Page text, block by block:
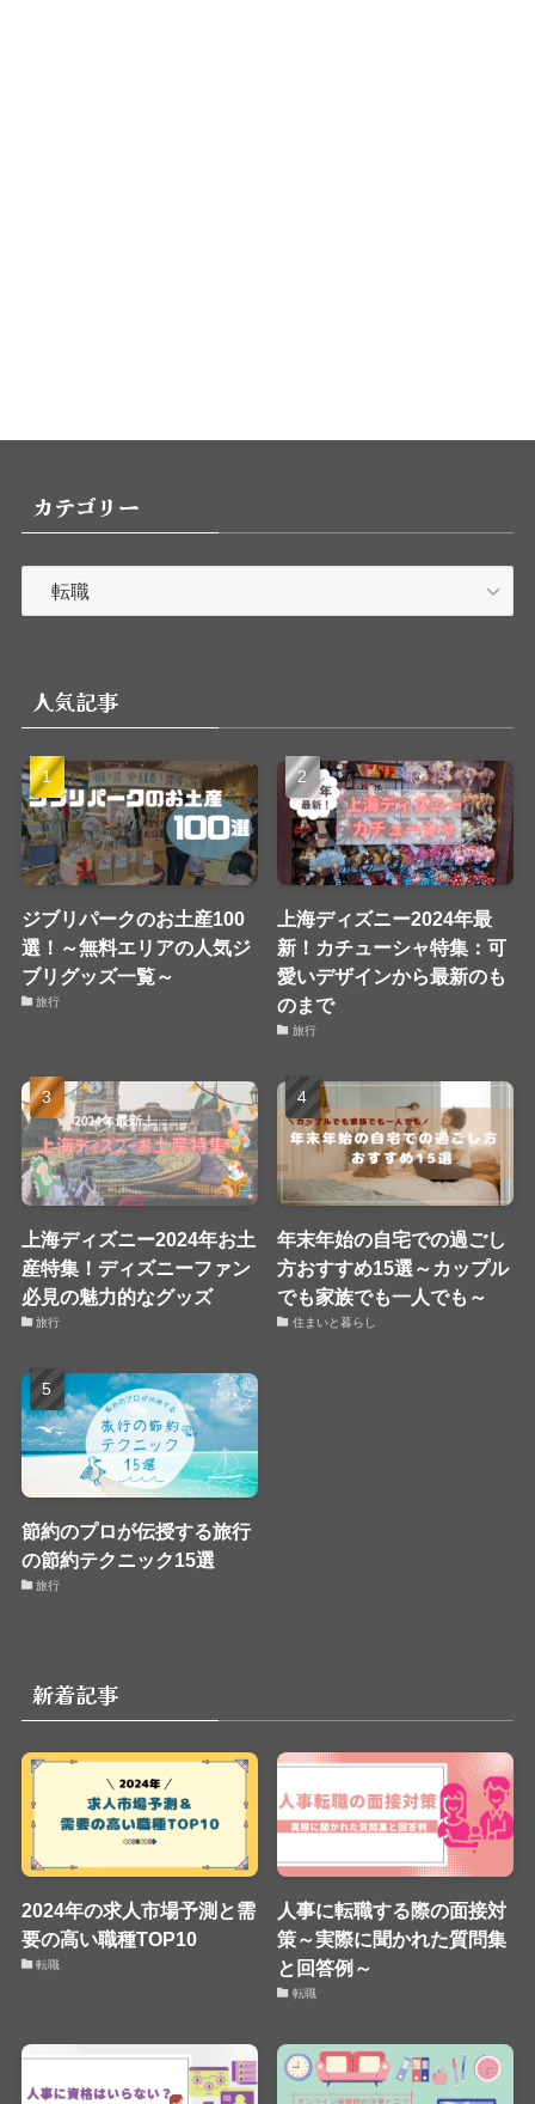
カテゴリー
ー人気記事
ジブリパークのお土産100
選！～無料エリアの人気ジ
ブリグッズ一覧～
旅行
上海ディズニー2024年最
新！カチューシャ特集：可
愛いデザインから最新のも
のまで
旅行
上海ディズニー2024年お土
産特集！ディズニーファン
必見の魅力的なグッズ
旅行
年末年始の自宅での過ごし
方おすすめ15選～カップル
でも家族でも一人でも～
住まいと暮らし
節約のプロが伝授する旅行
の節約テクニック15選
旅行
新着記事
2024年の求人市場予測と需
要の高い職種TOP10
転職
人事に転職する際の面接対
策～実際に聞かれた質問集
と回答例～
転職